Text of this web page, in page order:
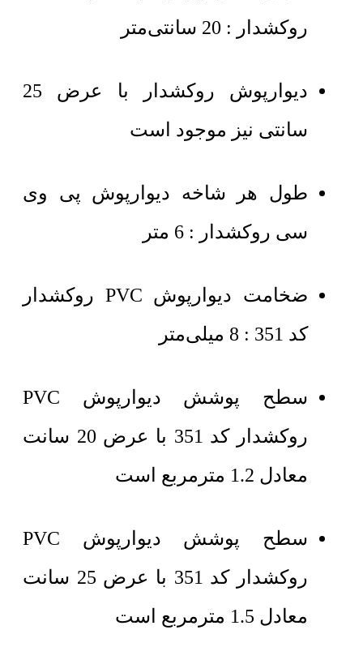
روکشدار : 20 سانتی‌متر
دیوارپوش روکشدار با عرض 25
سانتی نیز موجود است
طول هر شاخه دیوارپوش پی وی
سی روکشدار : 6 متر
ضخامت دیوارپوش PVC روکشدار
کد 351 : 8 میلی‌متر
سطح پوشش دیوارپوش PVC
روکشدار کد 351 با عرض 20 سانت
معادل 1.2 مترمربع است
سطح پوشش دیوارپوش PVC
روکشدار کد 351 با عرض 25 سانت
معادل 1.5 مترمربع است